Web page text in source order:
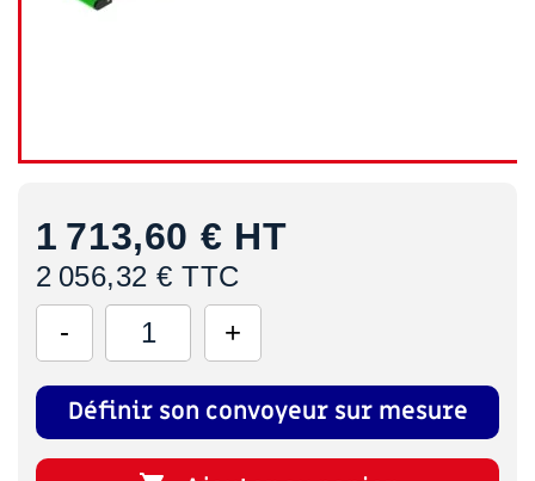
1 713,60 € HT
2 056,32 € TTC
Définir son convoyeur sur mesure